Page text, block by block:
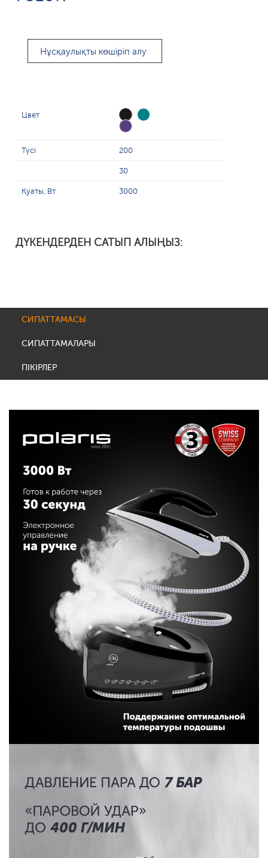
Нұсқаулықты көшіріп алу
Цвет
Түсі 200
30
Қуаты, Вт 3000
ДҮКЕНДЕРДЕН САТЫП АЛЫҢЫЗ:
СИПАТТАМАСЫ
СИПАТТАМАЛАРЫ
ПІКІРЛЕР